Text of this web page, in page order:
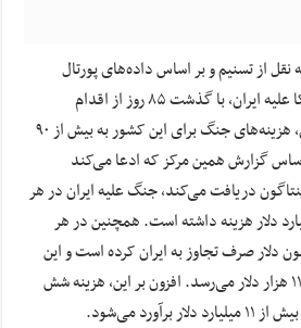
از تسنیم و بر اساس داده‌های پورتال
ردیاب هزینه‌های جنگ آمریکا علیه ایران، با گذشت ۸۵ روز از اقدام
تجاوزکارانه آمریکا علیه ایران، هزینه‌های جنگ برای این کشور به بیش از ۹۰
گزارش همین مرکز که ادعا می‌کند
دریافت می‌کند، جنگ علیه ایران در هر
آمریکا بیش از ۱ میلیارد دلار هزینه داشته است. همچنین در هر
حدود ۴۲ میلیون دلار صرف تجاوز به ایران کرده است و این
هزینه در هر ثانیه به بیش از ۱۱ هزار دلار می‌رسد. افزون بر این، هزینه شش
می‌شود.